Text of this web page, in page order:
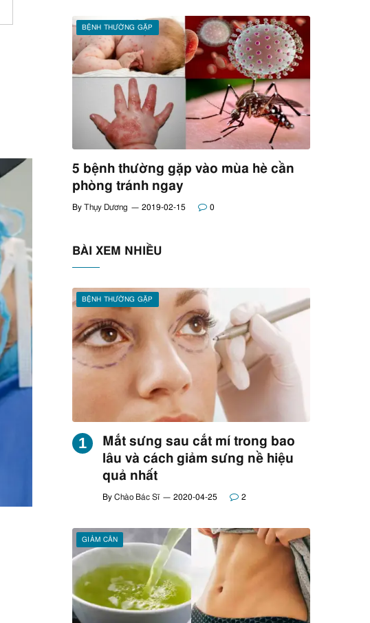
BỆNH THƯỜNG GẶP
5 bệnh thường gặp vào mùa hè cần
phòng tránh ngay
By Thụy Dương 2019-02-15 0
BÀI XEM NHIỀU
BỆNH THƯỜNG GẶP
Mắt sưng sau cắt mí trong bao
lâu và cách giảm sưng nề hiệu
quả nhất
By Chào Bác Sĩ 2020-04-25 2
GIẢM CÂN